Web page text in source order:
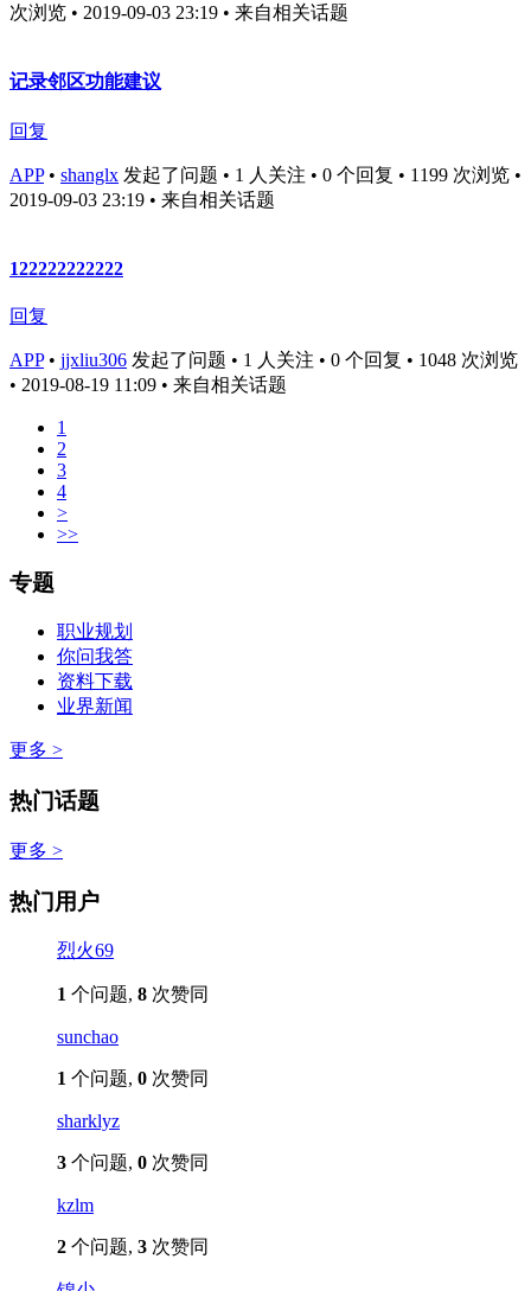
次浏览 • 2019-09-03 23:19 • 来自相关话题
记录邻区功能建议
回复
APP• shanglx 发起了问题 • 1 人关注 • 0 个回复 • 1199 次浏览 •
2019-09-03 23:19 • 来自相关话题
122222222222
回复
APP• jjxliu306 发起了问题 • 1 人关注 • 0 个回复 • 1048 次浏览
• 2019-08-19 11:09 • 来自相关话题
1
2
3
4
>
>>
专题
职业规划
你问我答
资料下载
业界新闻
更多 >
热门话题
更多 >
热门用户
烈火69
1 个问题, 8 次赞同
sunchao
1 个问题, 0 次赞同
sharklyz
3 个问题, 0 次赞同
kzlm
2 个问题, 3 次赞同